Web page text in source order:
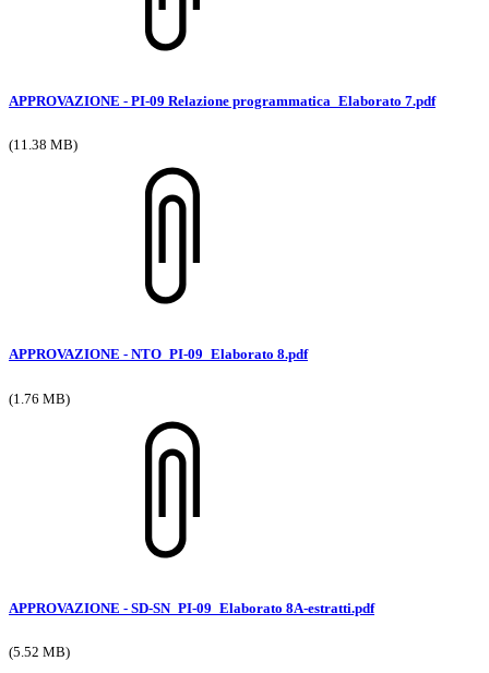
APPROVAZIONE - PI-09 Relazione programmatica_Elaborato 7.pdf
(11.38 MB)
APPROVAZIONE - NTO_PI-09_Elaborato 8.pdf
(1.76 MB)
APPROVAZIONE - SD-SN_PI-09_Elaborato 8A-estratti.pdf
(5.52 MB)